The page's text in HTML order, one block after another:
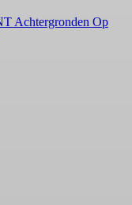
Achtergronden Op